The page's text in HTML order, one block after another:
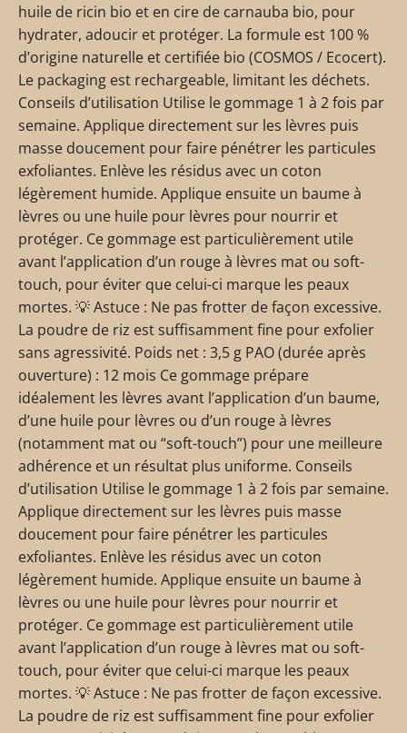
huile de ricin bio et en cire de carnauba bio, pour
hydrater, adoucir et protéger. La formule est 100 %
d’origine naturelle et certifiée bio (COSMOS / Ecocert).
Le packaging est rechargeable, limitant les déchets.
Conseils d’utilisation Utilise le gommage 1 à 2 fois par
semaine. Applique directement sur les lèvres puis
masse doucement pour faire pénétrer les particules
exfoliantes. Enlève les résidus avec un coton
légèrement humide. Applique ensuite un baume à
lèvres ou une huile pour lèvres pour nourrir et
protéger. Ce gommage est particulièrement utile
avant l’application d’un rouge à lèvres mat ou soft-
touch, pour éviter que celui-ci marque les peaux
mortes. 💡 Astuce : Ne pas frotter de façon excessive.
La poudre de riz est suffisamment fine pour exfolier
sans agressivité. Poids net : 3,5 g PAO (durée après
ouverture) : 12 mois Ce gommage prépare
idéalement les lèvres avant l’application d’un baume,
d’une huile pour lèvres ou d’un rouge à lèvres
(notamment mat ou “soft-touch”) pour une meilleure
adhérence et un résultat plus uniforme. Conseils
d’utilisation Utilise le gommage 1 à 2 fois par semaine.
Applique directement sur les lèvres puis masse
doucement pour faire pénétrer les particules
exfoliantes. Enlève les résidus avec un coton
légèrement humide. Applique ensuite un baume à
lèvres ou une huile pour lèvres pour nourrir et
protéger. Ce gommage est particulièrement utile
avant l’application d’un rouge à lèvres mat ou soft-
touch, pour éviter que celui-ci marque les peaux
mortes. 💡 Astuce : Ne pas frotter de façon excessive.
La poudre de riz est suffisamment fine pour exfolier